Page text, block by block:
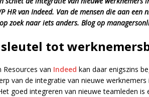
HR van Indeed. Van de mensen die aan een
zoek naar iets anders. Blog op
sleutel tot
Resources van Indeed kan daar enigszins
van de integratie van nieuwe
goed integreren van nieuwe teamleden is